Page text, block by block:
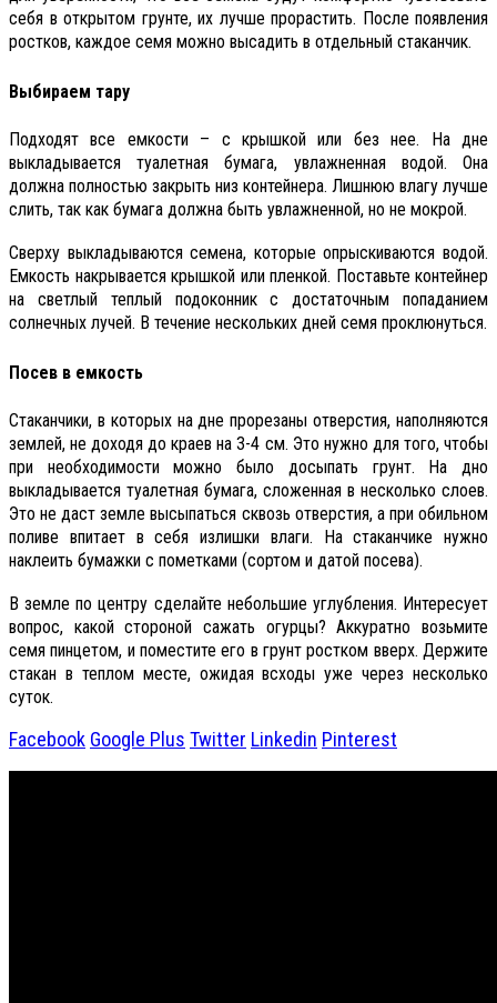
себя в открытом грунте, их лучше прорастить. После появления
ростков, каждое семя можно высадить в отдельный стаканчик.
Выбираем тару
Подходят все емкости – с крышкой или без нее. На дне
выкладывается туалетная бумага, увлажненная водой. Она
должна полностью закрыть низ контейнера. Лишнюю влагу лучше
слить, так как бумага должна быть увлажненной, но не мокрой.
Сверху выкладываются семена, которые опрыскиваются водой.
Емкость накрывается крышкой или пленкой. Поставьте контейнер
на светлый теплый подоконник с достаточным попаданием
солнечных лучей. В течение нескольких дней семя проклюнуться.
Посев в емкость
Стаканчики, в которых на дне прорезаны отверстия, наполняются
землей, не доходя до краев на 3-4 см. Это нужно для того, чтобы
при необходимости можно было досыпать грунт. На дно
выкладывается туалетная бумага, сложенная в несколько слоев.
Это не даст земле высыпаться сквозь отверстия, а при обильном
поливе впитает в себя излишки влаги. На стаканчике нужно
наклеить бумажки с пометками (сортом и датой посева).
В земле по центру сделайте небольшие углубления. Интересует
вопрос, какой стороной сажать огурцы? Аккуратно возьмите
семя пинцетом, и поместите его в грунт ростком вверх. Держите
стакан в теплом месте, ожидая всходы уже через несколько
суток.
Facebook Google Plus Twitter Linkedin Pinterest